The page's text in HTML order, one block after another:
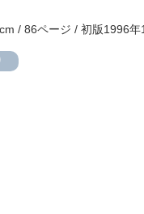
/ 86ページ / 初版1996年